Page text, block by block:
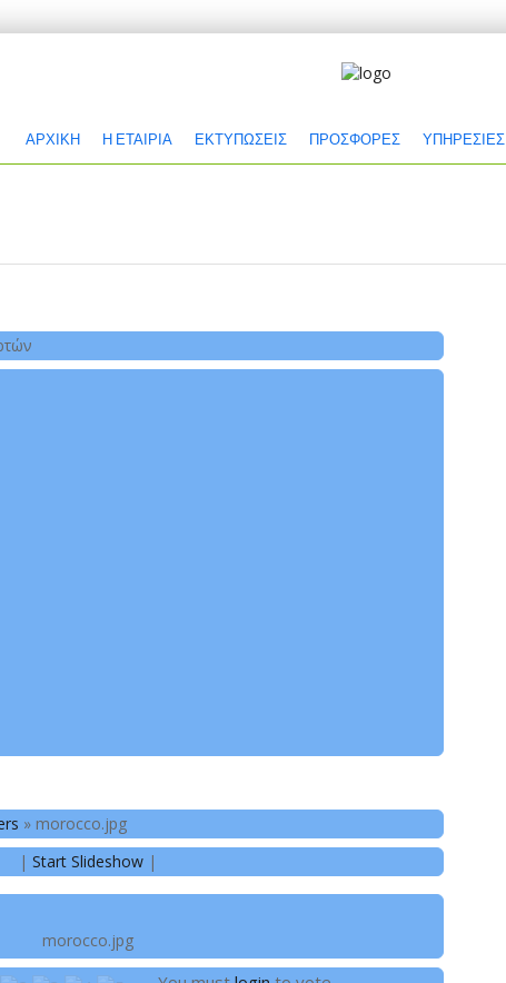
ΑΡΧΙΚΗ Η ΕΤΑΙΡΙΑ ΕΚΤΥΠΩΣΕΙΣ ΠΡΟΣΦΟΡΕΣ ΥΠΗΡΕΣΙΕΣ
» morocco.jpg
| Start Slideshow |
morocco.jpg